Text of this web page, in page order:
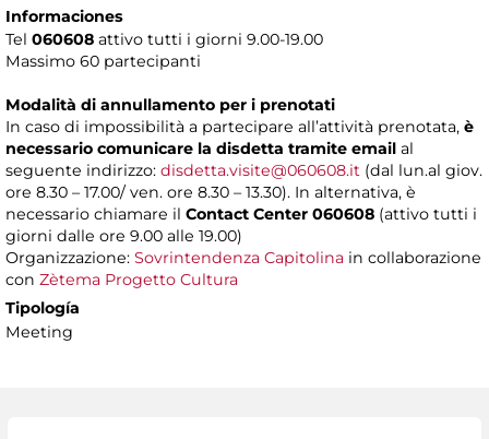
Informaciones
Tel 060608 attivo tutti i giorni 9.00-19.00
Massimo 60 partecipanti
Modalità di annullamento per i prenotati
In caso di impossibilità a partecipare all’attività prenotata, è
necessario comunicare la disdetta tramite email al
seguente indirizzo: disdetta.visite@060608.it (dal lun.al giov.
ore 8.30 – 17.00/ ven. ore 8.30 – 13.30). In alternativa, è
necessario chiamare il Contact Center 060608 (attivo tutti i
giorni dalle ore 9.00 alle 19.00)
Organizzazione: Sovrintendenza Capitolina in collaborazione
con Zètema Progetto Cultura
Tipología
Meeting